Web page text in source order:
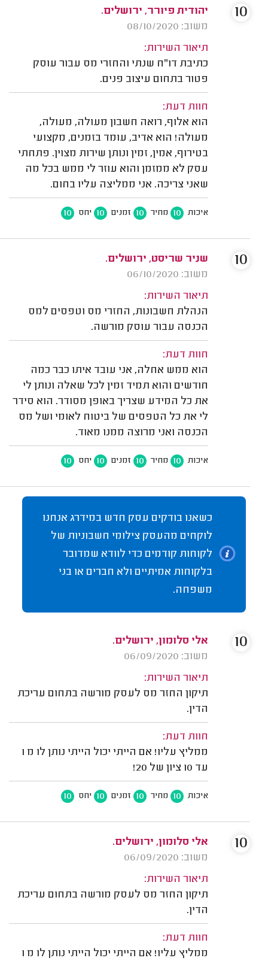
יהודית פיורר, ירושלים.
משוב: 08/10/2020
תיאור השירות:
כתיבת דו"ח שנתי והחזרי מס עבור עוסק
פטור בתחום עיצוב פנים.
חוות דעת:
הוא אלוף, רואה חשבון מעולה, מעולה,
מעולה! הוא אדיב, עומד בזמנים, מקצועי
בטירוף, אמין, זמין ונותן שירות מצוין. פתחתי
עסק לא ממזמן והוא עוזר לי ממש בכל מה
שאני צריכה. אני ממליצה עליו בחום.
איכות 10 מחיר 10 זמנים 10 יחס 10
10
שניר שריסט, ירושלים.
משוב: 06/10/2020
תיאור השירות:
הנהלת חשבונות, החזרי מס וטפסים למס
הכנסה עבור עוסק מורשה.
חוות דעת:
הוא ממש אחלה, אני עובד איתו כבר כמה
חודשים והוא תמיד זמין לכל שאלה ונותן לי
את כל המידע שצריך באופן מסודר. הוא סידר
לי את כל הטפסים של ביטוח לאומי ושל מס
הכנסה ואני מרוצה ממנו מאוד.
איכות 10 מחיר 10 זמנים 10 יחס 10
10
כשאנו בודקים עסק חדש במידרג אנחנו
לוקחים מהעסק צילומי חשבוניות של
לקוחות קודמים כדי לוודא שמדובר
בלקוחות אמיתיים ולא חברים או בני
משפחה.
אלי סלומון, ירושלים.
משוב: 06/09/2020
תיאור השירות:
תיקון החזר מס לעסק מורשה בתחום עריכת
הדין.
חוות דעת:
ממליץ עליו! אם הייתי יכול הייתי נותן לו מ 1
עד 10 ציון של 20!
איכות 10 מחיר 10 זמנים 10 יחס 10
10
אלי סלומון, ירושלים.
משוב: 06/09/2020
תיאור השירות:
תיקון החזר מס לעסק מורשה בתחום עריכת
הדין.
חוות דעת:
ממליץ עליו! אם הייתי יכול הייתי נותן לו מ 1
10